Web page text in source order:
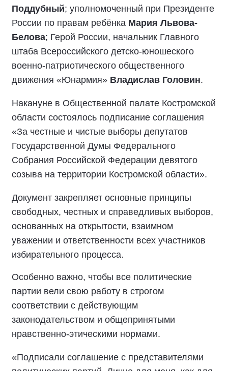
Поддубный; уполномоченный при Президенте
России по правам ребёнка Мария Львова-
Белова; Герой России, начальник Главного
штаба Всероссийского детско-юношеского
военно-патриотического общественного
движения «Юнармия» Владислав Головин.
Накануне в Общественной палате Костромской
области состоялось подписание соглашения
«За честные и чистые выборы депутатов
Государственной Думы Федерального
Собрания Российской Федерации девятого
созыва на территории Костромской области».
свободных, честных и справедливых выборов,